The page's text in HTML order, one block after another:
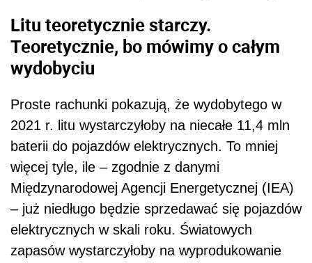
Litu teoretycznie starczy.
Teoretycznie, bo mówimy o całym
wydobyciu
Proste rachunki pokazują, że wydobytego w
2021 r. litu wystarczyłoby na niecałe 11,4 mln
baterii do pojazdów elektrycznych. To mniej
więcej tyle, ile – zgodnie z danymi
Międzynarodowej Agencji Energetycznej (IEA)
– już niedługo będzie sprzedawać się pojazdów
elektrycznych w skali roku. Światowych
zapasów wystarczyłoby na wyprodukowanie